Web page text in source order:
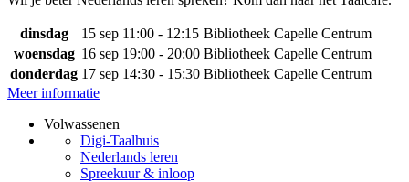
dinsdag 15 sep 11:00 - 12:15 Bibliotheek Capelle Centrum
woensdag 16 sep 19:00 - 20:00 Bibliotheek Capelle Centrum
donderdag 17 sep 14:30 - 15:30 Bibliotheek Capelle Centrum
Meer informatie
Volwassenen
Digi-Taalhuis
Nederlands leren
Spreekuur & inloop